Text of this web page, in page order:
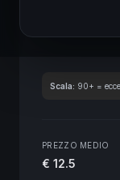
SCORE
Scala: 90+ =
PREZZO MEDIO
€ 12.5